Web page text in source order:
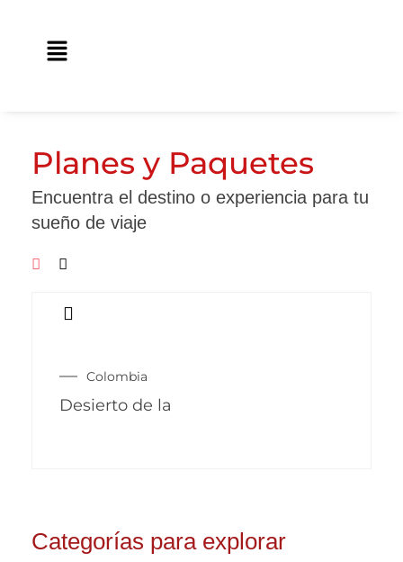
Main
Planes y Paquetes
Encuentra el destino o experiencia para tu
sueño de viaje
Colombia
Desierto de la
Categorías para explorar